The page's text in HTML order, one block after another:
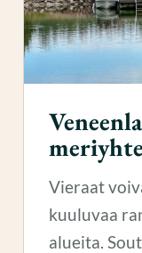
Vieraat
kuuluvaa
alueita.